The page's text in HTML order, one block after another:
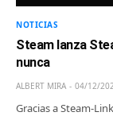
NOTICIAS
Steam lanza
nunca
ALBERT MIRA 04/12/
Gracias a Steam-